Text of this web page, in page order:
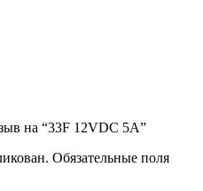
на “33F 12VDC 5A”
Обязательные поля